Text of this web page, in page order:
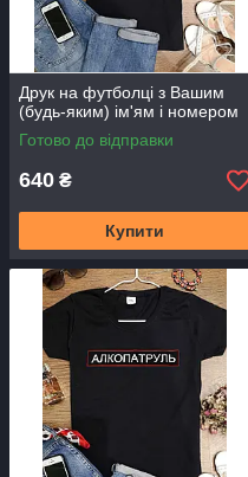
Друк на футболці з Вашим
(будь-яким) ім'ям і номером
Готово до відправки
640 ₴
Купити